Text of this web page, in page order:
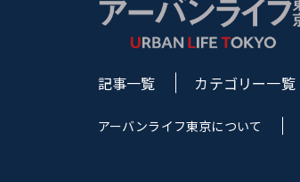
記事一覧 カテゴリー一覧
アーバンライフ東京について